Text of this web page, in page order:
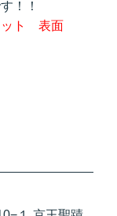
！！
ット 表面